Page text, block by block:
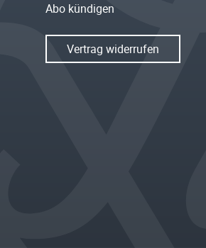
Abo kündigen
Vertrag widerrufen